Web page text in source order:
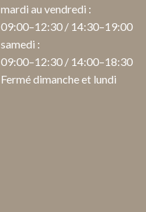
mardi au vendredi :
09:00–12:30 / 14:30–19:00
samedi :
09:00–12:30 / 14:00–18:30
Fermé dimanche et lundi